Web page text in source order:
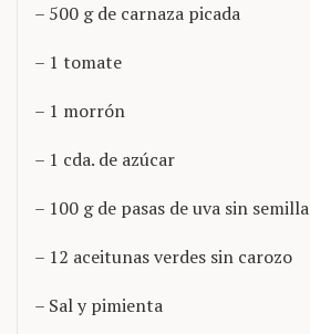
– 500 g de carnaza picada
– 1 tomate
– 1 morrón
– 1 cda. de azúcar
– 100 g de pasas de uva sin semilla
– 12 aceitunas verdes sin carozo
– Sal y pimienta